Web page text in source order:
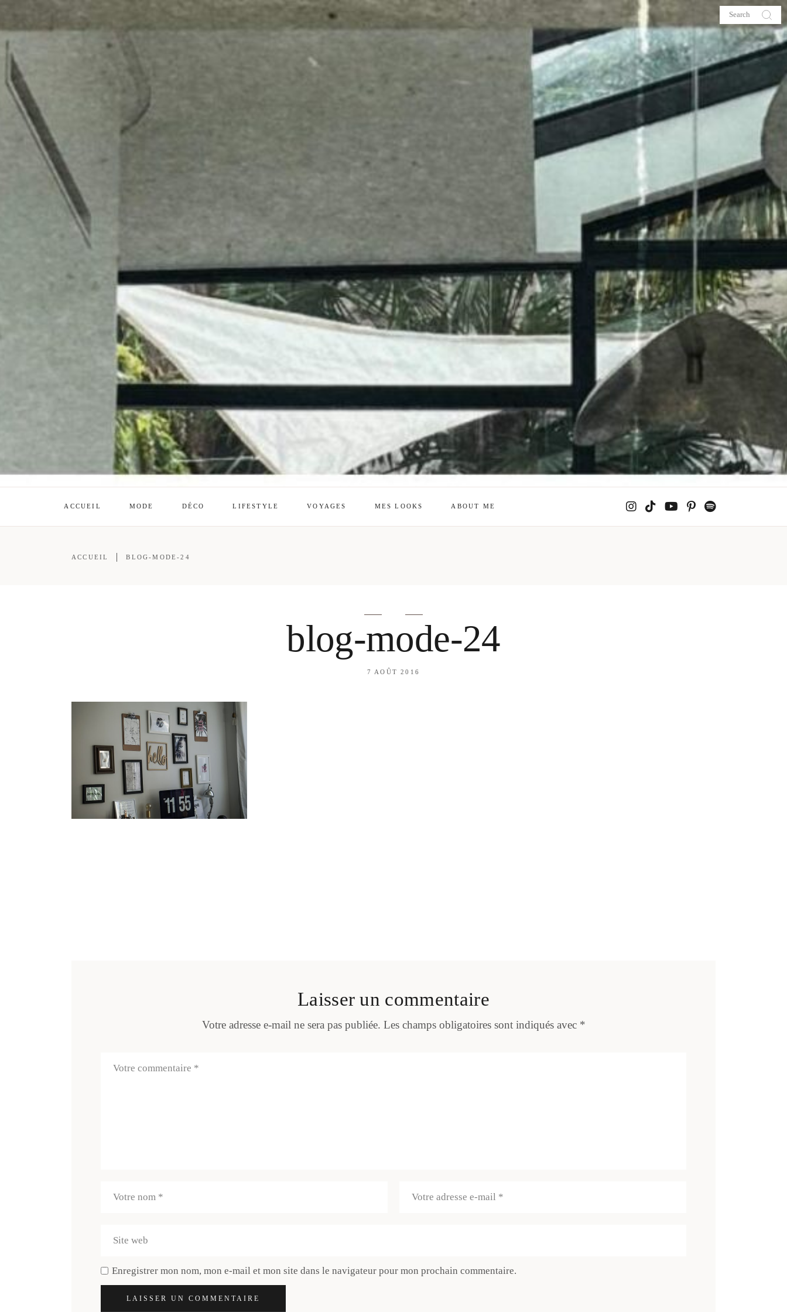
ACCUEIL MODE DÉCO LIFESTYLE VOYAGES MES LOOKS ABOUT ME
amazon shop
About me
Galehia
Voilà Beauté
ACCUEIL BLOG-MODE-24
blog-mode-24
7 AOÛT 2016
Laisser un commentaire
Votre adresse e-mail ne sera pas publiée. Les champs obligatoires sont indiqués avec *
Enregistrer mon nom, mon e-mail et mon site dans le navigateur pour mon prochain commentaire.
LAISSER UN COMMENTAIRE